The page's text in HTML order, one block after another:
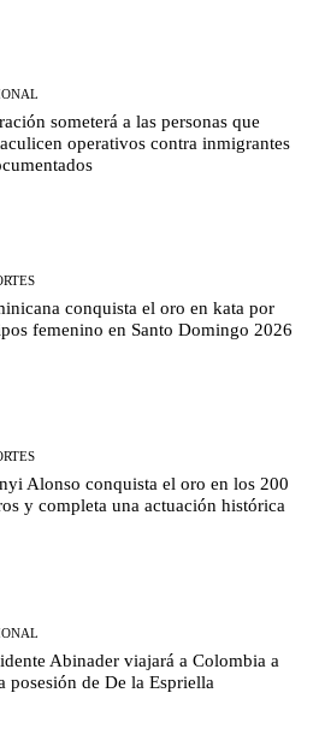
someterá a las personas que
operativos contra inmigrantes
conquista el oro en kata por
femenino en Santo Domingo 2026
Alonso conquista el oro en los 200
y completa una actuación histórica
Abinader viajará a Colombia a
posesión de De la Espriella